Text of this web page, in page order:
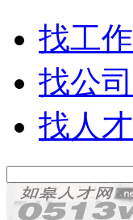
找工作
找公司
找人才